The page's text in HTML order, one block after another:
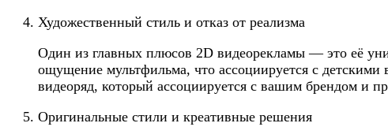
Художественный стиль и отказ от реализма
Один из главных плюсов 2D видеорекламы — это её
ощущение мультфильма, что ассоциируется с
видеоряд, который ассоциируется с вашим брендом и
Оригинальные стили и креативные решения